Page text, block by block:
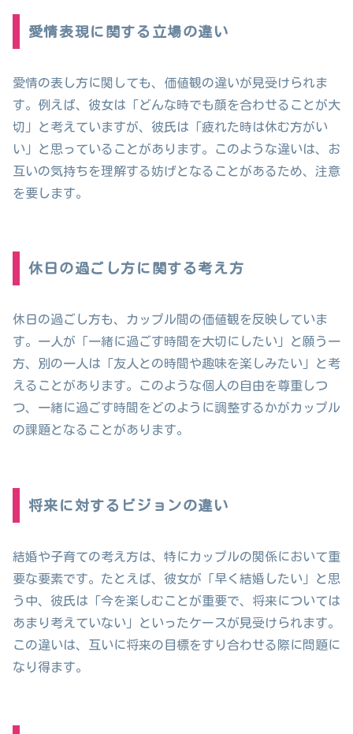
愛情表現に関する立場の違い
愛情の表し方に関しても、価値観の違いが見受けられま
す。例えば、彼女は「どんな時でも顔を合わせることが大
切」と考えていますが、彼氏は「疲れた時は休む方がい
い」と思っていることがあります。このような違いは、お
互いの気持ちを理解する妨げとなることがあるため、注意
を要します。
休日の過ごし方に関する考え方
休日の過ごし方も、カップル間の価値観を反映していま
す。一人が「一緒に過ごす時間を大切にしたい」と願う一
方、別の一人は「友人との時間や趣味を楽しみたい」と考
えることがあります。このような個人の自由を尊重しつ
つ、一緒に過ごす時間をどのように調整するかがカップル
の課題となることがあります。
将来に対するビジョンの違い
結婚や子育ての考え方は、特にカップルの関係において重
要な要素です。たとえば、彼女が「早く結婚したい」と思
う中、彼氏は「今を楽しむことが重要で、将来については
あまり考えていない」といったケースが見受けられます。
この違いは、互いに将来の目標をすり合わせる際に問題に
なり得ます。